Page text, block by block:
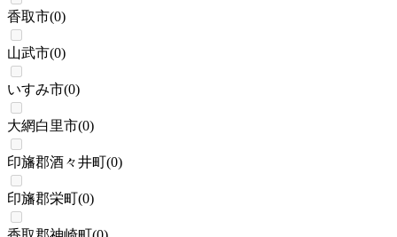
香取市(0)
山武市(0)
いすみ市(0)
大網白里市(0)
印旛郡酒々井町(0)
印旛郡栄町(0)